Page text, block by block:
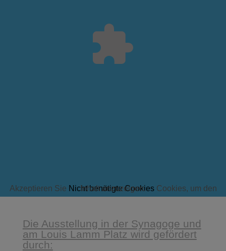
Akzeptieren Sie Nicht benötigte Cookies
Cookies, um den Inhalt anzuzeigen.
Die Ausstellung in der Synagoge und
am Louis Lamm Platz wird gefördert
durch: